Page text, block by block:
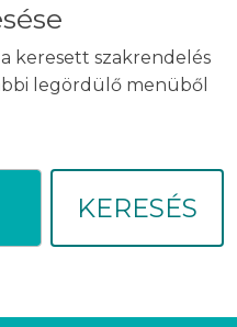
keresett szakrendelés
legördülő menüből
KERESÉS